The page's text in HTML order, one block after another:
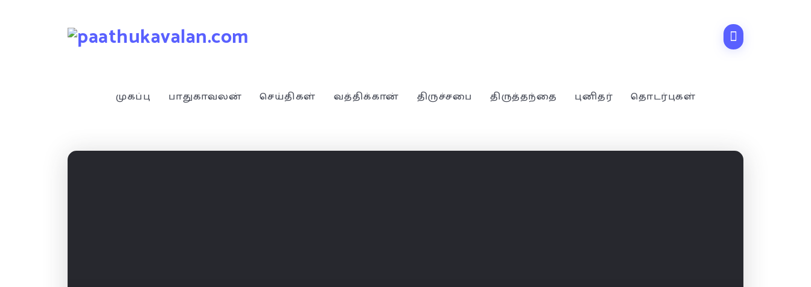
முகப்பு பாதுகாவலன் செய்திகள் வத்திக்கான் திருச்சபை திருத்தந்தை புனிதர் தொடர்புகள்